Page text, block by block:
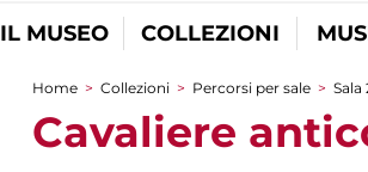
IL MUSEO COLLEZIONI
Tu sei qui
Home > Collezioni > Percorsi per sale > Sala
Cavaliere